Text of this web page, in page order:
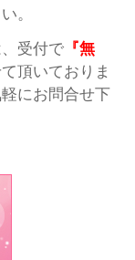
。
受付で 『無
頂いておりま
にお問合せ下